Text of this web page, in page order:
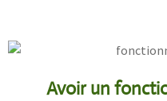
Avoir un